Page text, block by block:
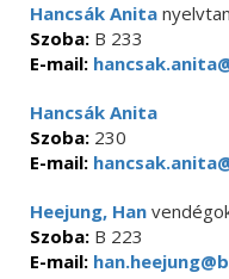
Hancsák Anita
Szoba: B 233
E-mail:
Hancsák Anita
Szoba: 230
E-mail:
Heejung, Han
Szoba: B 223
E-mail: